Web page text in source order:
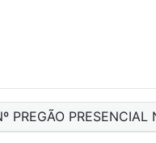
PREGÃO